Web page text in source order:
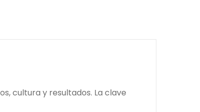
cultura y resultados. La clave